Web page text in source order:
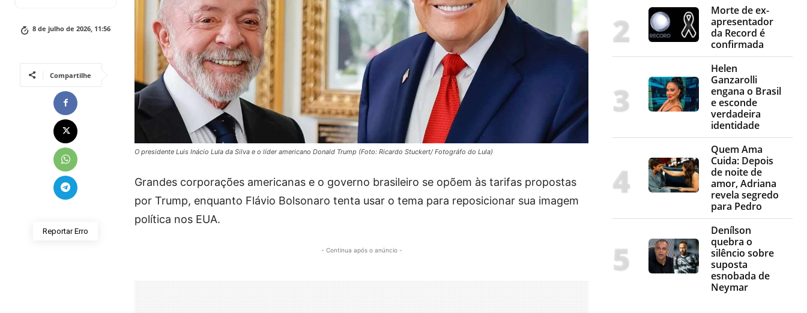
8 de julho de 2026, 11:56
Compartilhe
Reportar Erro
O presidente Luis Inácio Lula da Silva e o líder americano Donald Trump (Foto: Ricardo Stuckert/ Fotográfo do Lula)
Grandes corporações americanas e o governo brasileiro se opõem às tarifas propostas
por Trump, enquanto Flávio Bolsonaro tenta usar o tema para reposicionar sua imagem
política nos EUA.
- Continua após o anúncio -
Morte de ex-
apresentador
da Record é
confirmada
Helen
Ganzarolli
engana o Brasil
e esconde
verdadeira
identidade
Quem Ama
Cuida: Depois
de noite de
amor, Adriana
revela segredo
para Pedro
Denílson
quebra o
silêncio sobre
suposta
esnobada de
Neymar